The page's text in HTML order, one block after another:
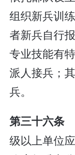
组织新兵训
者新兵自行
专业技能有
派人接兵；
兵。
第三十六条
级以上单位